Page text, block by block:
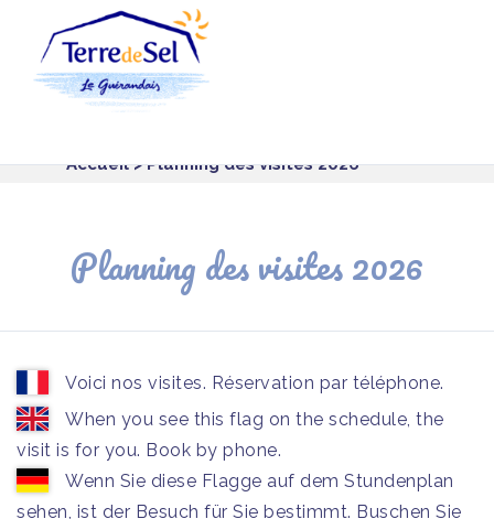
Accueil> Planning des visites 2026
Planning des visites 2026
Voici nos visites. Réservation par téléphone.
When you see this flag on the schedule, the
visit is for you. Book by phone.
Wenn Sie diese Flagge auf dem Stundenplan
sehen, ist der Besuch für Sie bestimmt. Buschen Sie
Panneau de gestion des cookies